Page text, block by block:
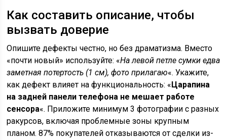
Как составить описание, чтобы
вызвать доверие
Опишите дефекты честно, но без драматизма. Вместо
«почти новый» используйте: «На левой петле сумки едва
заметная потертость (1 см), фото прилагаю«. Укажите,
как дефект влияет на функциональность: «Царапина
на задней панели телефона не мешает работе
сенсора«. Приложите минимум 3 фотографии с разных
ракурсов, включая проблемные зоны крупным
планом. 87% покупателей отказываются от сделки из-